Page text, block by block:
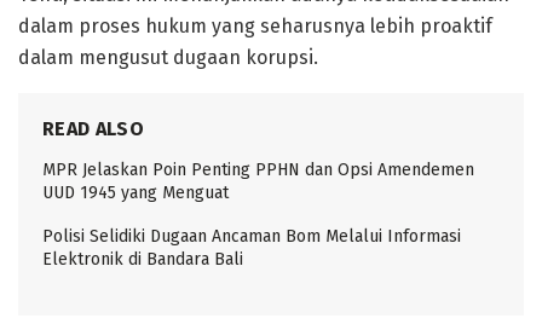
dalam proses hukum yang seharusnya lebih proaktif
dalam mengusut dugaan korupsi.
READ ALSO
MPR Jelaskan Poin Penting PPHN dan Opsi Amendemen
UUD 1945 yang Menguat
Polisi Selidiki Dugaan Ancaman Bom Melalui Informasi
Elektronik di Bandara Bali